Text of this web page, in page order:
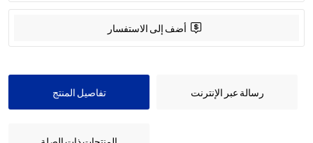
أضف إلى الاستفسار
تفاصيل المنتج رسالة عبر الإنترنت